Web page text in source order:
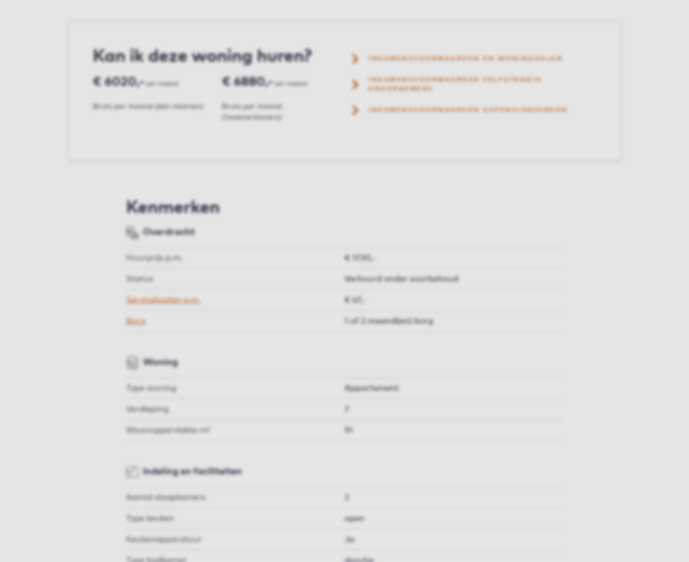
Kan ik deze woning huren?
€ 6020,- per maand
Bruto per maand (één inkomen)
€ 6880,- per maand
Bruto per maand
(tweeverdieners)
INKOMENSVOORWAARDEN EN WONINGDELEN
INKOMENSVOORWAARDEN ZELFSTANDIG
ONDERNEMERS
INKOMENSVOORWAARDEN GEPENSIONEERDEN
Kenmerken
Overdracht
Huurprijs p.m. € 1720,-
Status Verhuurd onder voorbehoud
Servicekosten p.m. € 47,-
Borg 1 of 2 maand(en) borg
Woning
Type woning Appartement
Verdieping
Woonoppervlakte m² 91
Indeling en faciliteiten
Aantal slaapkamers
Type keuken open
Keukenapparatuur Ja